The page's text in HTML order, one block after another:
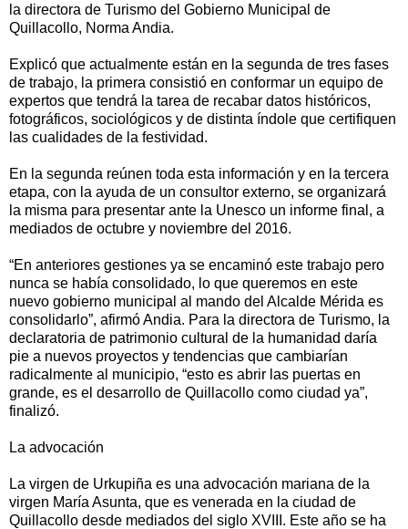
la directora de Turismo del Gobierno Municipal de
Quillacollo, Norma Andia.
Explicó que actualmente están en la segunda de tres fases
de trabajo, la primera consistió en conformar un equipo de
expertos que tendrá la tarea de recabar datos históricos,
fotográficos, sociológicos y de distinta índole que certifiquen
las cualidades de la festividad.
En la segunda reúnen toda esta información y en la tercera
etapa, con la ayuda de un consultor externo, se organizará
la misma para presentar ante la Unesco un informe final, a
mediados de octubre y noviembre del 2016.
“En anteriores gestiones ya se encaminó este trabajo pero
nunca se había consolidado, lo que queremos en este
nuevo gobierno municipal al mando del Alcalde Mérida es
consolidarlo”, afirmó Andia. Para la directora de Turismo, la
declaratoria de patrimonio cultural de la humanidad daría
pie a nuevos proyectos y tendencias que cambiarían
radicalmente al municipio, “esto es abrir las puertas en
grande, es el desarrollo de Quillacollo como ciudad ya”,
finalizó.
La advocación
La virgen de Urkupiña es una advocación mariana de la
virgen María Asunta, que es venerada en la ciudad de
Quillacollo desde mediados del siglo XVIII. Este año se ha